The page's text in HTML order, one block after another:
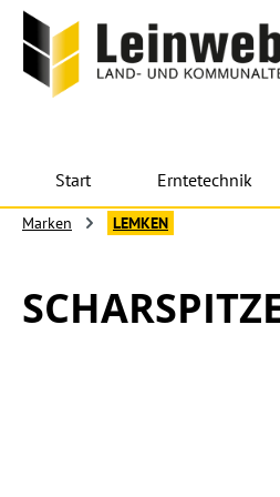
Hauptinhalt springen
Zur Suche springen
Zur Hauptnavigation springen
Start Erntetechnik
Marken LEMKEN